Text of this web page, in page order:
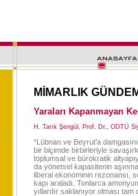
MİMARLIK
Yaraları Kapanmayan
H. Tarık Şengül, Prof. Dr., ODTÜ
“Lübnan ve Beyrut’a
bir biçimde birbirleriyle
toplumsal ve bürokratik
da yönetsel kapasitenin
liberal ekonominin rezonansı,
kapı araladı. Tonlarca
yıllardır saklanıyor olması